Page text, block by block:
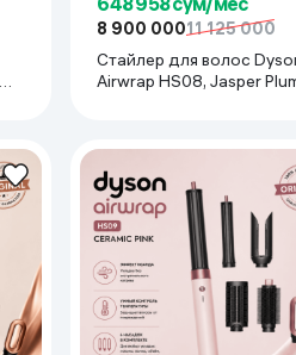
8 900 00011 125 000
Стайлер для волос
Airwrap HS08, Jasper